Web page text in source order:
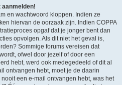
aanmelden!
en wachtwoord kloppen. Indien ze
hiervan de oorzaak zijn. Indien COPPA
opgaf dat je jonger bent dan
opvolgen. Als dit niet het geval is,
Sommige forums vereisen dat
ofwel door jezelf of door een
hebt, werd ook medegedeeld of dit al
ontvangen hebt, moet je de daarin
een e-mail ontvangen hebt, was het